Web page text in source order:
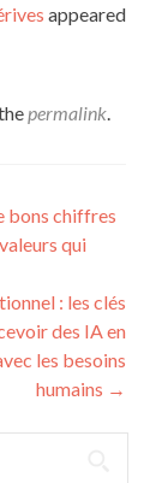
appeared
permalink.
bons chiffres
qui
: les clés
des IA en
les besoins
humains →